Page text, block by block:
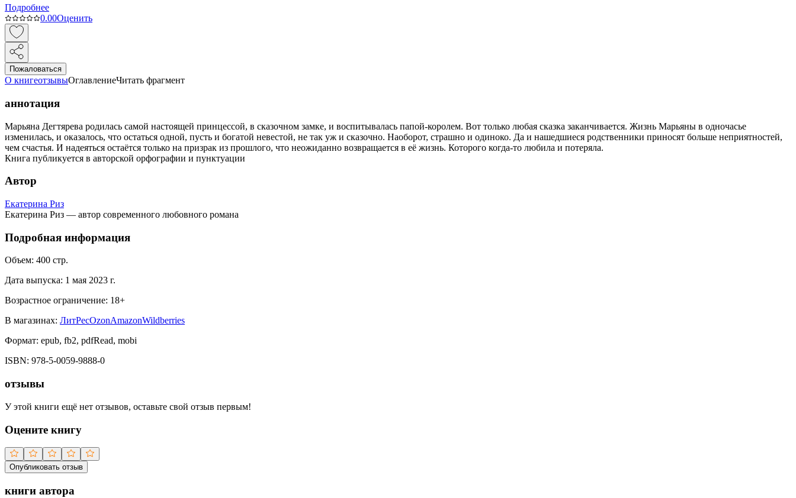
Подробнее
0.00Оценить
Пожаловаться
О книгеотзывыОглавлениеЧитать фрагмент
аннотация
Марьяна Дегтярева родилась самой настоящей принцессой, в сказочном замке, и воспитывалась папой-королем. Вот только любая сказка заканчивается. Жизнь Марьяны в одночасье
изменилась, и оказалось, что остаться одной, пусть и богатой невестой, не так уж и сказочно. Наоборот, страшно и одиноко. Да и нашедшиеся родственники приносят больше неприятностей,
чем счастья. И надеяться остаётся только на призрак из прошлого, что неожиданно возвращается в её жизнь. Которого когда-то любила и потеряла.
Книга публикуется в авторской орфографии и пунктуации
Автор
Екатерина Риз
Екатерина Риз — автор современного любовного романа
Подробная информация
Объем: 400 стр.
Дата выпуска: 1 мая 2023 г.
Возрастное ограничение: 18+
В магазинах: ЛитРесOzonAmazonWildberries
Формат: epub, fb2, pdfRead, mobi
ISBN: 978-5-0059-9888-0
отзывы
У этой книги ещё нет отзывов, оставьте свой отзыв первым!
Оцените книгу
Опубликовать отзыв
книги автора